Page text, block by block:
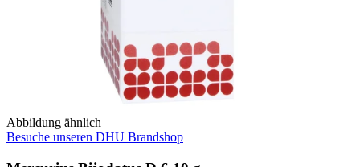
Abbildung ähnlich
Besuche unseren DHU Brandshop